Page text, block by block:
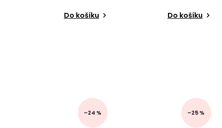
Do košíku Do košíku
–24 % –25 %